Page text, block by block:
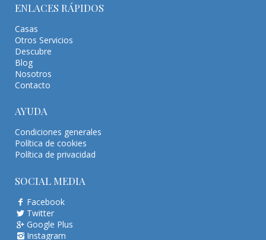
ENLACES RÁPIDOS
Casas
Otros Servicios
Descubre
Blog
Nosotros
Contacto
AYUDA
Condiciones generales
Política de cookies
Política de privacidad
SOCIAL MEDIA
Facebook
Twitter
Google Plus
Instagram